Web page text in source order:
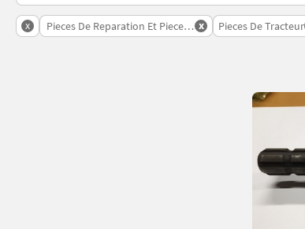
x Pieces De Reparation Et Pieces De Rechange
x Pieces De Tracteur